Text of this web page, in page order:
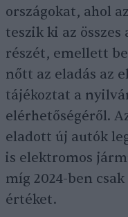
országokat, ahol
teszik ki az
részét, emellett
nőtt az eladás az
tájékoztat a
elérhetőségéről.
eladott új autók
is elektromos
míg 2024-ben
értéket.